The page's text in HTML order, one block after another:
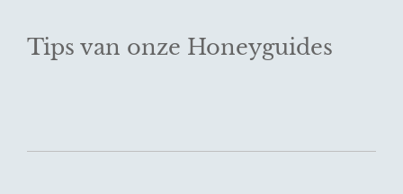
Tips van onze Honeyguides